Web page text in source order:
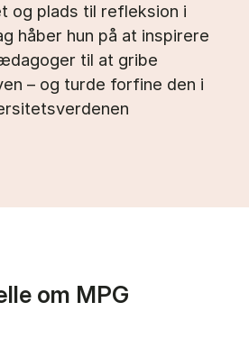
og plads til refleksion i
håber hun på at inspirere
til at gribe
– og turde forfine den i
om MPG